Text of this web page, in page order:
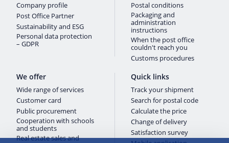
Company profile
Post Office Partner
Sustainability and ESG
Personal data protection
– GDPR
Postal conditions
Packaging and
administration
instructions
When the post office
couldn't reach you
Customs procedures
We offer
Wide range of services
Customer card
Public procurement
Cooperation with schools
and students
Real estate sales and
Quick links
Track your shipment
Search for postal code
Calculate the price
Change of delivery
Satisfaction survey